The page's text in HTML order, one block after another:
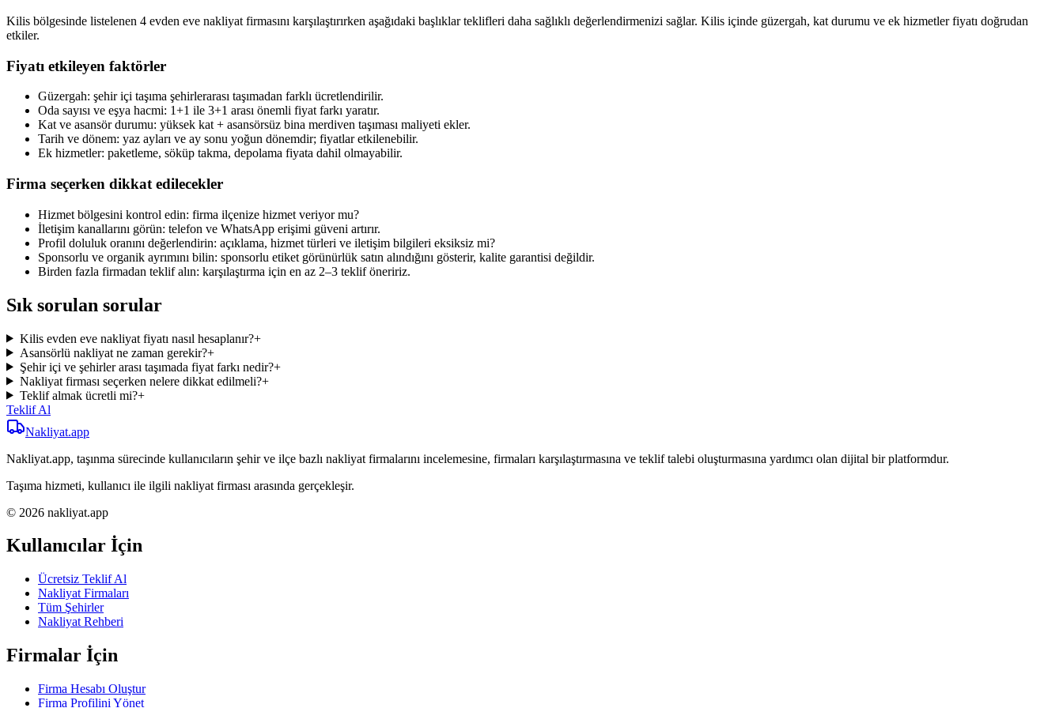
Kilis bölgesinde listelenen 4 evden eve nakliyat firmasını karşılaştırırken aşağıdaki başlıklar teklifleri daha sağlıklı değerlendirmenizi sağlar. Kilis içinde güzergah, kat durumu ve ek hizmetler fiyatı doğrudan
etkiler.
Fiyatı etkileyen faktörler
Güzergah: şehir içi taşıma şehirlerarası taşımadan farklı ücretlendirilir.
Oda sayısı ve eşya hacmi: 1+1 ile 3+1 arası önemli fiyat farkı yaratır.
Kat ve asansör durumu: yüksek kat + asansörsüz bina merdiven taşıması maliyeti ekler.
Tarih ve dönem: yaz ayları ve ay sonu yoğun dönemdir; fiyatlar etkilenebilir.
Ek hizmetler: paketleme, söküp takma, depolama fiyata dahil olmayabilir.
Firma seçerken dikkat edilecekler
Hizmet bölgesini kontrol edin: firma ilçenize hizmet veriyor mu?
İletişim kanallarını görün: telefon ve WhatsApp erişimi güveni artırır.
Profil doluluk oranını değerlendirin: açıklama, hizmet türleri ve iletişim bilgileri eksiksiz mi?
Sponsorlu ve organik ayrımını bilin: sponsorlu etiket görünürlük satın alındığını gösterir, kalite garantisi değildir.
Birden fazla firmadan teklif alın: karşılaştırma için en az 2–3 teklif öneririz.
Sık sorulan sorular
Kilis evden eve nakliyat fiyatı nasıl hesaplanır?+
Asansörlü nakliyat ne zaman gerekir?+
Şehir içi ve şehirler arası taşımada fiyat farkı nedir?+
Nakliyat firması seçerken nelere dikkat edilmeli?+
Teklif almak ücretli mi?+
Teklif Al
Nakliyat.app
Nakliyat.app, taşınma sürecinde kullanıcıların şehir ve ilçe bazlı nakliyat firmalarını incelemesine, firmaları karşılaştırmasına ve teklif talebi oluşturmasına yardımcı olan dijital bir platformdur.
Taşıma hizmeti, kullanıcı ile ilgili nakliyat firması arasında gerçekleşir.
© 2026 nakliyat.app
Kullanıcılar İçin
Ücretsiz Teklif Al
Nakliyat Firmaları
Tüm Şehirler
Nakliyat Rehberi
Firmalar İçin
Firma Hesabı Oluştur
Firma Profilini Yönet